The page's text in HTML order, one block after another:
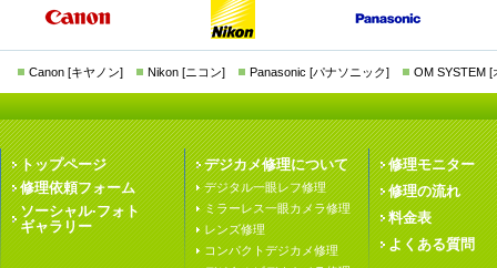
Canon [キヤノン] Nikon [ニコン] Panasonic [パナソニック] OM SYSTEM [
トップページ
修理依頼フォーム
ソーシャル·フォト
ギャラリー
デジカメ修理について
デジタル一眼レフ修理
ミラーレス一眼カメラ修理
レンズ修理
コンパクトデジカメ修理
修理モニター
修理の流れ
料金表
よくある質問